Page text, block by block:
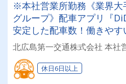
※本社営業所勤務《業界大
グループ》配車アプリ『
安定した配車数！働きや
業所に認定◎未経験者でも
ト♪
北広島第一交通株式会社 本社
休日6日以上